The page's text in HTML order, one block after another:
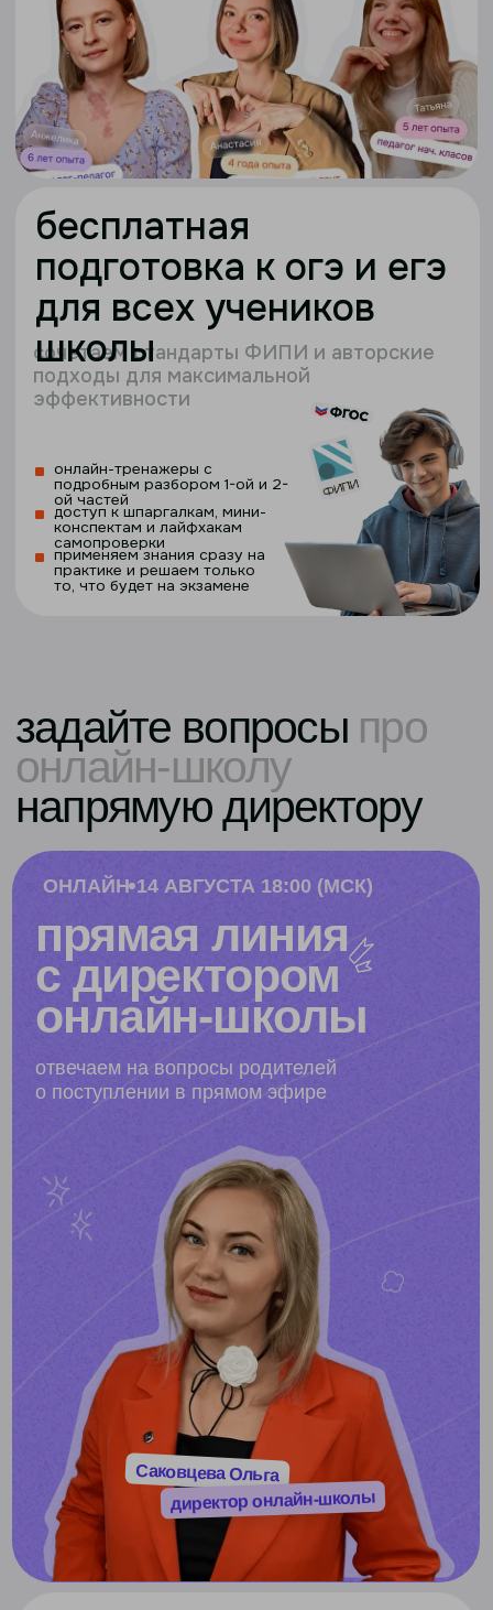
+7
Я соглашаюсь с в соответствии с
Я соглашаюсь на рекламные рассылки и звонки в соответствии с
оставить заявку
записаться на прямой
эфир с директором
тарифы домашней
школы
вебинары
комфорт
онлайн-школа с гибкими условиями обучения для
самоорганизованных учеников
оставить заявку
10 150₽/мес
рассрочка на 12 месяцев без переплат
14 500 ₽/мес - 30%
записи уроков
стандарт
или изучить тему заранее
без зачисления и аттестации
все темы школьной программы по ФГОС
в видео-формате — смотрите в любом порядке
конспекты и тренажёры с автопроверкой
оставить заявку
от 6 114 ₽/мес
от3 668 ₽/мес
рассрочка на 12 месяцев без переплат
- 40%
🔥 высокий спрос